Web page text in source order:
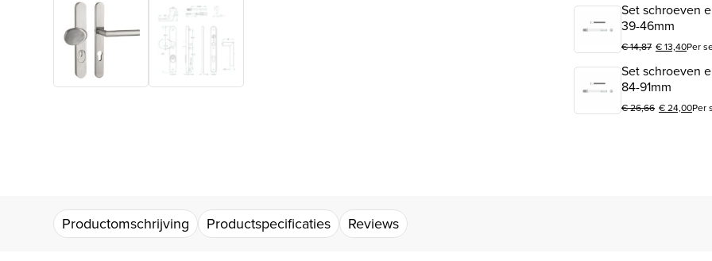
Set schroeven
39-46mm
€14,87
Oorspronkelijke prijs
€13,40
Huidige prijs is: €
Per
Set schroeven
84-91mm
€26,66
Oorspronkelijke
€24,00
Huidige prijs is: €
Per
Productomschrijving Productspecificaties Reviews